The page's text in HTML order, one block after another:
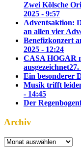
Zwei Kölsche
2025 - 9:57
Adventsaktion:
an allen vier
Benefizkonzert
2025 - 12:24
CASA HOGAR
ausgezeichnet27.
Ein besonderer
Musik trifft
- 14:45
Der
Archiv
Archiv